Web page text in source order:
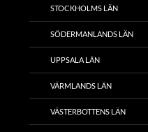
STOCKHOLMS LÄN
SÖDERMANLANDS LÄN
UPPSALA LÄN
VÄRMLANDS LÄN
VÄSTERBOTTENS LÄN